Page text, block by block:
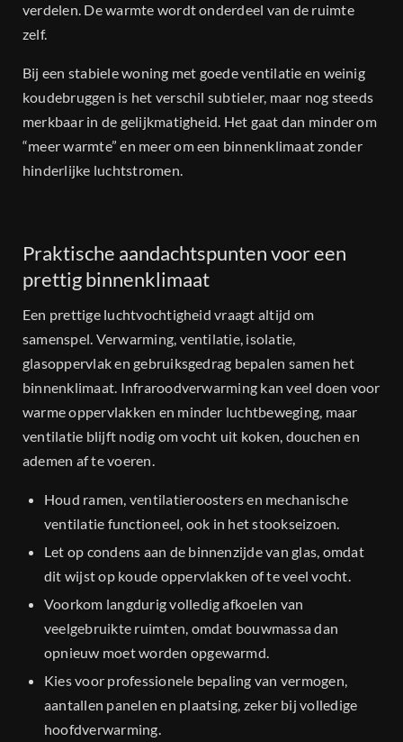
verdelen. De warmte wordt onderdeel van de ruimte
zelf.
Bij een stabiele woning met goede ventilatie en weinig
koudebruggen is het verschil subtieler, maar nog steeds
merkbaar in de gelijkmatigheid. Het gaat dan minder om
“meer warmte” en meer om een binnenklimaat zonder
hinderlijke luchtstromen.
Praktische aandachtspunten voor een
prettig binnenklimaat
Een prettige luchtvochtigheid vraagt altijd om
samenspel. Verwarming, ventilatie, isolatie,
glasoppervlak en gebruiksgedrag bepalen samen het
binnenklimaat. Infraroodverwarming kan veel doen voor
warme oppervlakken en minder luchtbeweging, maar
ventilatie blijft nodig om vocht uit koken, douchen en
ademen af te voeren.
Houd ramen, ventilatieroosters en mechanische
ventilatie functioneel, ook in het stookseizoen.
Let op condens aan de binnenzijde van glas, omdat
dit wijst op koude oppervlakken of te veel vocht.
Voorkom langdurig volledig afkoelen van
veelgebruikte ruimten, omdat bouwmassa dan
opnieuw moet worden opgewarmd.
Kies voor professionele bepaling van vermogen,
aantallen panelen en plaatsing, zeker bij volledige
hoofdverwarming.